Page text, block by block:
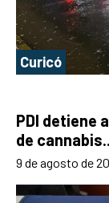
Curicó
PDI detiene
de
9 de agosto de